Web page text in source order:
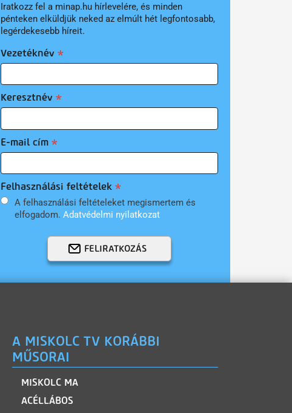
Iratkozz fel a minap.hu hírlevelére, és minden
pénteken elküldjük neked az elmúlt hét legfontosabb,
legérdekesebb híreit.
Vezetéknév
Keresztnév
E-mail cím
Felhasználási feltételek
A felhasználási feltételeket megismertem és
elfogadom. Adatvédelmi nyilatkozat
FELIRATKOZÁS
A MISKOLC TV KORÁBBI
MŰSORAI
MISKOLC MA
ACÉLLÁBOS